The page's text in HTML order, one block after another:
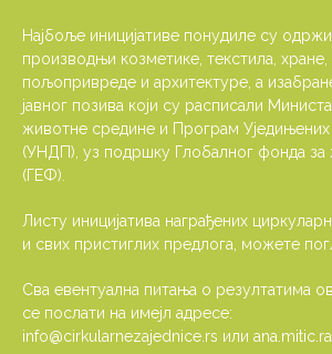
Најбоље иницијативе понудиле су
производњи козметике, текстила,
пољопривреде и архитектуре, а
јавног позива који су расписали
животне средине и Програм Уједињених
(УНДП), уз подршку Глобалног фонда за
(ГЕФ).
Листу иницијатива награђених
и свих пристиглих предлога, можете
Сва евентуална питања о резултатима
се послати на имејл адресе:
info@cirkularnezajednice.rs или